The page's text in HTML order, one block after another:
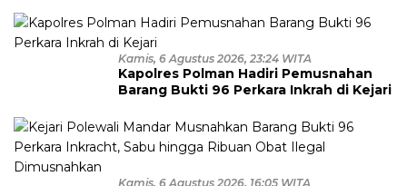
Kamis, 6 Agustus 2026, 23:24 WITA
Kapolres Polman Hadiri Pemusnahan
Barang Bukti 96 Perkara Inkrah di Kejari
Kamis, 6 Agustus 2026, 16:05 WITA